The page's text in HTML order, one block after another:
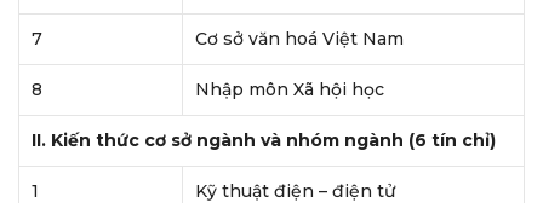
7 Cơ sở văn hoá Việt Nam
8 Nhập môn Xã hội học
II. Kiến thức cơ sở ngành và nhóm ngành (6 tín chỉ)
1 Kỹ thuật điện – điện tử